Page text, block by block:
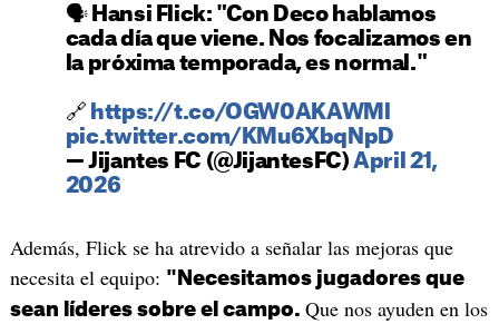
🗣️ Hansi Flick: "Con Deco hablamos
cada día que viene. Nos focalizamos en
la próxima temporada, es normal."
🔗 https://t.co/OGW0AKAWMl
pic.twitter.com/KMu6XbqNpD
— Jijantes FC (@JijantesFC)April 21,
2026
Además, Flick se ha atrevido a señalar las mejoras que
necesita el equipo: "Necesitamos jugadores que
sean líderes sobre el campo. Que nos ayuden en los